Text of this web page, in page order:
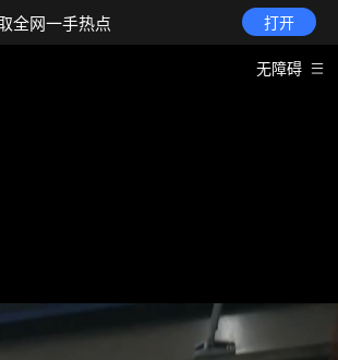
全网一手热点 打开
无障碍